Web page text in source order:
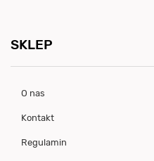
SKLEP
O nas
Kontakt
Regulamin